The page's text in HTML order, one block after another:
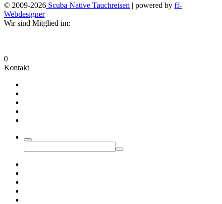
© 2009-2026 Scuba Native Tauchreisen | powered by ff-
Webdesigner
Wir sind Mitglied im:
0
Kontakt